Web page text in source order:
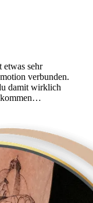
etwas sehr
verbunden.
damit wirklich